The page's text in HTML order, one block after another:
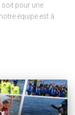
soit pour une
équipe est à